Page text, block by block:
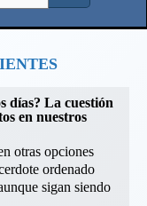
días? La cuestión
en nuestros
otras opciones
ordenado
sigan siendo